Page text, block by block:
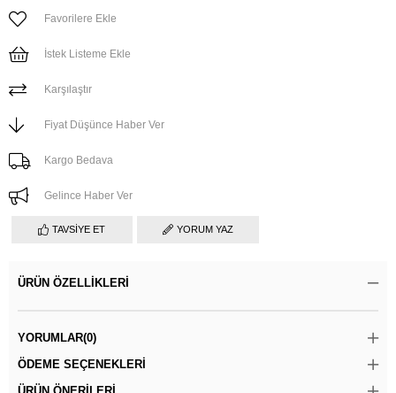
Favorilere Ekle
İstek Listeme Ekle
Karşılaştır
Fiyat Düşünce Haber Ver
Kargo Bedava
Gelince Haber Ver
TAVSIYE ET YORUM YAZ
ÜRÜN ÖZELLIKLERI
YORUMLAR(0)
ÖDEME SEÇENEKLERI